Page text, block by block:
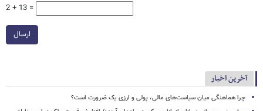
2 + 13 =
ارسال
آخرین اخبار
چرا هماهنگی میان سیاست‌های مالی، پولی و ارزی یک ضرورت است؟